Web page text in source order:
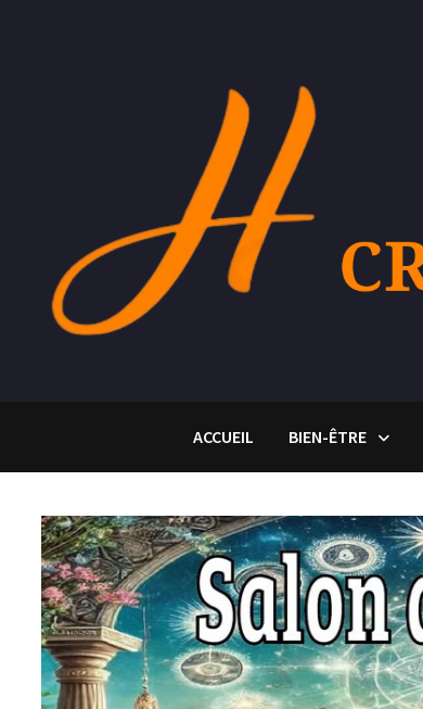
ACCUEIL BIEN-ÊTRE